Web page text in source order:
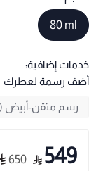
80 ml
خدمات إضافية:
أضف رسمة لعطرك
549
650